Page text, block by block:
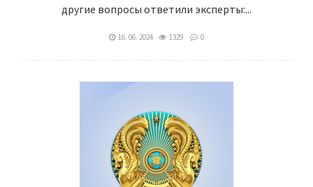
другие вопросы ответили эксперты:...
16. 06. 2024 1329 0